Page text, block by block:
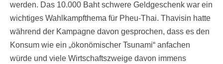
werden. Das 10.000 Baht schwere Geldgeschenk war ein
wichtiges Wahlkampfthema für Pheu-Thai. Thavisin hatte
während der Kampagne davon gesprochen, dass es den
Konsum wie ein „ökonömischer Tsunami“ anfachen
würde und viele Wirtschaftszweige davon immens